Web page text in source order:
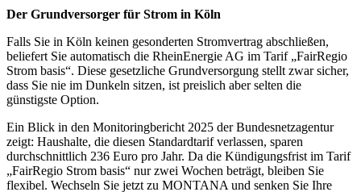
Der Grundversorger für Strom in Köln
Falls Sie in Köln keinen gesonderten Stromvertrag abschließen,
beliefert Sie automatisch die RheinEnergie AG im Tarif „FairRegio
Strom basis“. Diese gesetzliche Grundversorgung stellt zwar sicher,
dass Sie nie im Dunkeln sitzen, ist preislich aber selten die
günstigste Option.
Ein Blick in den Monitoringbericht 2025 der Bundesnetzagentur
zeigt: Haushalte, die diesen Standardtarif verlassen, sparen
durchschnittlich 236 Euro pro Jahr. Da die Kündigungsfrist im Tarif
„FairRegio Strom basis“ nur zwei Wochen beträgt, bleiben Sie
flexibel. Wechseln Sie jetzt zu MONTANA und senken Sie Ihre